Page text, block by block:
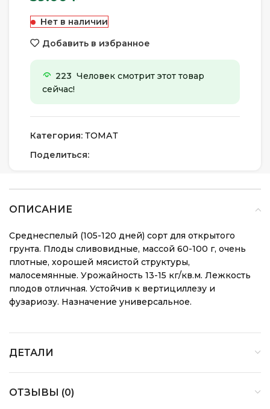
Нет в наличии
Добавить в избранное
223 Человек смотрит этот товар
сейчас!
Категория: ТОМАТ
Поделиться:
ОПИСАНИЕ
Среднеспелый (105-120 дней) сорт для открытого
грунта. Плоды сливовидные, массой 60-100 г, очень
плотные, хорошей мясистой структуры,
малосемянные. Урожайность 13-15 кг/кв.м. Лежкость
плодов отличная. Устойчив к вертициллезу и
фузариозу. Назначение универсальное.
ДЕТАЛИ
ОТЗЫВЫ (0)